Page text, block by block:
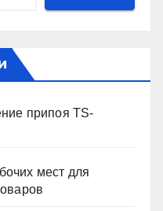
припоя TS-
мест для